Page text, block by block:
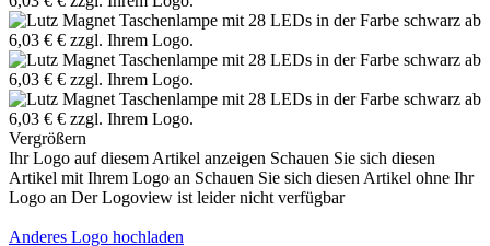
Vergrößern
Ihr Logo auf diesem Artikel anzeigen Schauen Sie sich diesen
Artikel mit Ihrem Logo an Schauen Sie sich diesen Artikel ohne Ihr
Logo an Der Logoview ist leider nicht verfügbar
Anderes Logo hochladen